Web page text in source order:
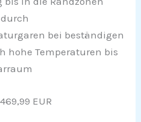
bei beständigen
hohe Temperaturen bis
469,99 EUR